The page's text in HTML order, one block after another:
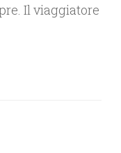
Il viaggiatore